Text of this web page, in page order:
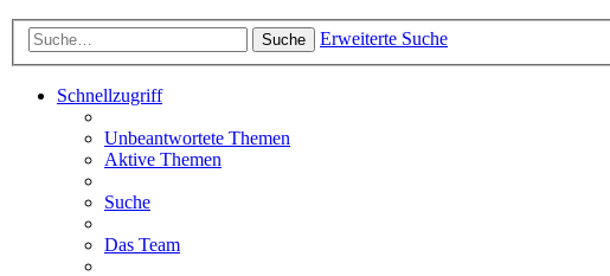
Suche Erweiterte Suche
Schnellzugriff
Unbeantwortete Themen
Aktive Themen
Suche
Das Team